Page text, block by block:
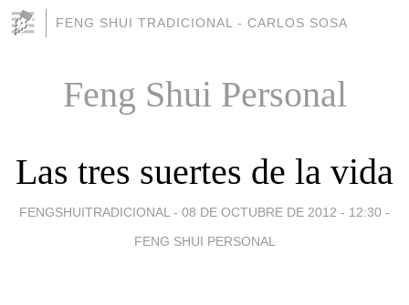
FENG SHUI TRADICIONAL - CARLOS SOSA
Feng Shui Personal
Las tres suertes de la vida
FENGSHUITRADICIONAL - 08 DE OCTUBRE DE 2012 - 12:30 -
FENG SHUI PERSONAL